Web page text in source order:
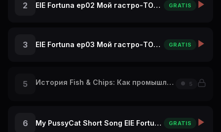
2 ElE Fortuna ep02 Мой гастро-ТОП в Париже: А Ты бы это съел? GRATIS
3 ElE Fortuna ep03 Мой гастро-ТОП в Париже: крутой ресторан на Эльфелевой Башне GRATIS
5 История Fish & Chips: Как промышленная революция накормила Британию! 🐟 5
6 My PussyCat Short Song ElE Fortuna Travel Vlog Re GRATIS